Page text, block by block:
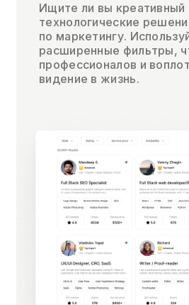
Ищите ли вы креативный
технологические
по маркетингу.
расширенные фильтры,
профессионалов и
видение в жизнь.